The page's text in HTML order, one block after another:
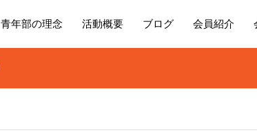
青年部の理念 活動概要 ブログ 会員紹介